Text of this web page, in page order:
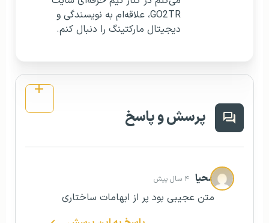
GO2TR، علاقه‌ام به نویسندگی و
دیجیتال مارکتینگ را دنبال کنم.
پرسش و پاسخ
محیا ۴ سال پیش
متن عجیبی بود پر از ابهامات ساختاری